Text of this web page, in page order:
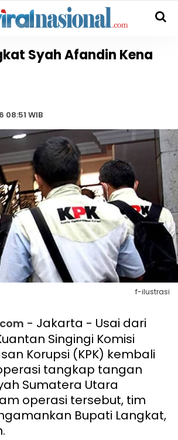
Syah Afandin Kena
WIB
f-ilustrasi
- Jakarta - Usai dari
Singingi Komisi
Korupsi (KPK) kembali
tangkap tangan
Sumatera Utara
operasi tersebut, tim
Bupati Langkat,